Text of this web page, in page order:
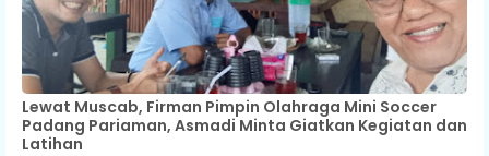
Lewat Muscab, Firman Pimpin Olahraga Mini Soccer
Padang Pariaman, Asmadi Minta Giatkan Kegiatan dan
Latihan